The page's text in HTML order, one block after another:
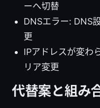
ーへ切替
DNSエラー: DNS
更
IPアドレスが変わ
リア変更
代替案と組み